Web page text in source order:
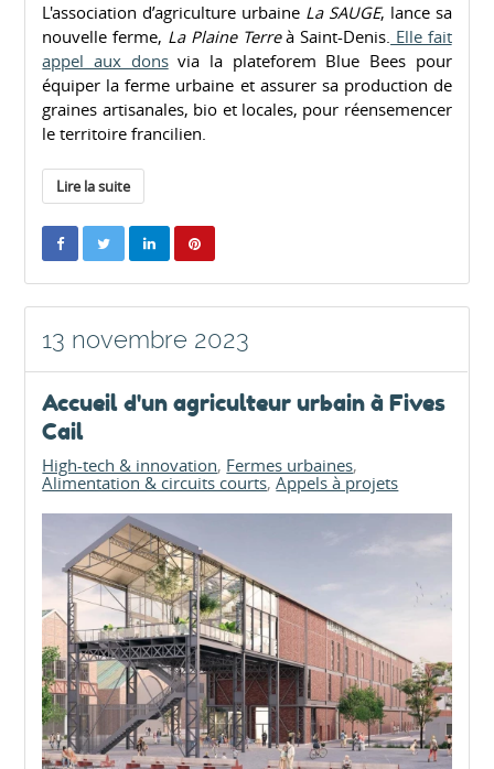
L'association d’agriculture urbaine La SAUGE, lance sa
nouvelle ferme, La Plaine Terreà Saint-Denis. Elle fait
appel aux donsvia la plateforem Blue Bees pour
équiper la ferme urbaine et assurer sa production de
graines artisanales, bio et locales, pour réensemencer
le territoire francilien.
Lire la suite
13 novembre 2023
Accueil d'un agriculteur urbain à Fives
Cail
High-tech & innovation Fermes urbaines
Alimentation & circuits courts Appels à projets